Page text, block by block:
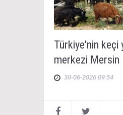
Türkiye'nin keçi
merkezi Mersin
30-06-2026 09:54